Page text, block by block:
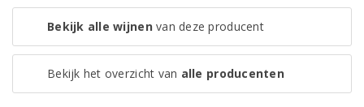
Bekijk alle wijnenvan deze producent
Bekijk het overzicht van alle producenten